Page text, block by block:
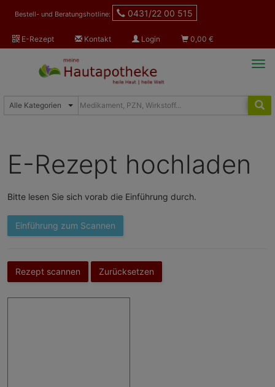
Bestell- und Beratungshotline: 0431/22 00 515
E-Rezept Kontakt Login 0,00 €
E-Rezept hochladen
Bitte lesen Sie sich vorab die Einführung durch.
Einführung zum Scannen
Rezept scannen Zurücksetzen